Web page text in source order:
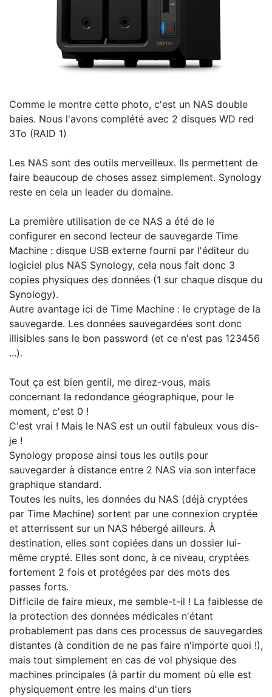
Comme le montre cette photo, c'est un NAS double
baies. Nous l'avons complété avec 2 disques WD red
3To (RAID 1)
Les NAS sont des outils merveilleux. Ils permettent de
faire beaucoup de choses assez simplement. Synology
reste en cela un leader du domaine.
La première utilisation de ce NAS a été de le
configurer en second lecteur de sauvegarde Time
Machine : disque USB externe fourni par l'éditeur du
logiciel plus NAS Synology, cela nous fait donc 3
copies physiques des données (1 sur chaque disque du
Synology).
Autre avantage ici de Time Machine : le cryptage de la
sauvegarde. Les données sauvegardées sont donc
illisibles sans le bon password (et ce n'est pas 123456
...).
Tout ça est bien gentil, me direz-vous, mais
concernant la redondance géographique, pour le
moment, c'est 0 !
C'est vrai ! Mais le NAS est un outil fabuleux vous dis-
je !
Synology propose ainsi tous les outils pour
sauvegarder à distance entre 2 NAS via son interface
graphique standard.
Toutes les nuits, les données du NAS (déjà cryptées
par Time Machine) sortent par une connexion cryptée
et atterrissent sur un NAS hébergé ailleurs. À
destination, elles sont copiées dans un dossier lui-
même crypté. Elles sont donc, à ce niveau, cryptées
fortement 2 fois et protégées par des mots des
passes forts.
Difficile de faire mieux, me semble-t-il ! La faiblesse de
la protection des données médicales n'étant
probablement pas dans ces processus de sauvegardes
distantes (à condition de ne pas faire n'importe quoi !),
mais tout simplement en cas de vol physique des
machines principales (à partir du moment où elle est
physiquement entre les mains d'un tiers